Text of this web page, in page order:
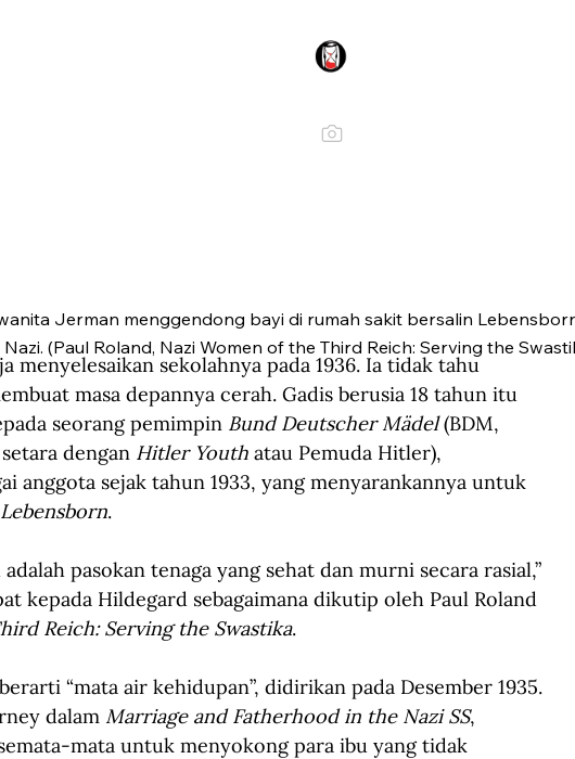
Jerman menggendong bayi di rumah sakit bersalin
(Paul Roland, Nazi Women of the Third Reich: Serving the
menyelesaikan sekolahnya pada 1936. Ia tidak tahu
masa depannya cerah. Gadis berusia 18 tahun itu
seorang pemimpin Bund Deutscher Mädel (BDM,
dengan Hitler Youth atau Pemuda Hitler),
anggota sejak tahun 1933, yang menyarankannya untuk
Lebensborn.
pasokan tenaga yang sehat dan murni secara rasial,”
kepada Hildegard sebagaimana dikutip oleh Paul Roland
Reich: Serving the Swastika.
“mata air kehidupan”, didirikan pada Desember 1935.
dalam Marriage and Fatherhood in the Nazi SS,
mata untuk menyokong para ibu yang tidak